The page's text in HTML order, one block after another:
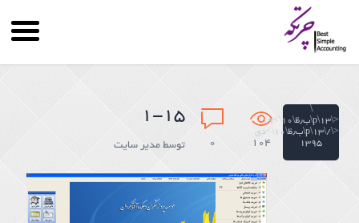
\
<\۱۳\p\ب٫ظ\۱۰\>۱۹\
<\/\۱۳\p\ب٫ظ\۱۰\>دی
۱۳۹۵
104 ۰
۱-۱۵
توسط مدیر سایت